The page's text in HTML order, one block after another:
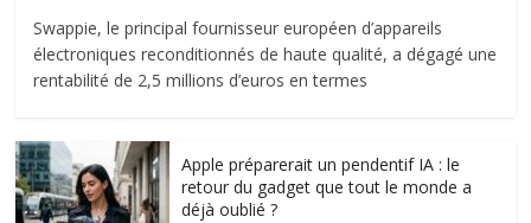
Swappie, le principal fournisseur européen d’appareils
électroniques reconditionnés de haute qualité, a dégagé une
rentabilité de 2,5 millions d’euros en termes
Apple préparerait un pendentif IA : le
retour du gadget que tout le monde a
déjà oublié ?